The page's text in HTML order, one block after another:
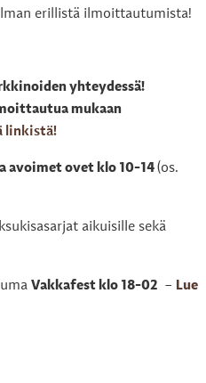
erillistä ilmoittautumista!
yhteydessä!
mukaan
linkistä!
avoimet ovet klo 10-14(os.
aikuisille sekä
Vakkafest klo 18-02 – Lue